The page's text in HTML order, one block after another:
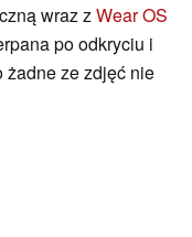
wraz zWear OS
po odkryciu i
żadne ze zdjęć nie